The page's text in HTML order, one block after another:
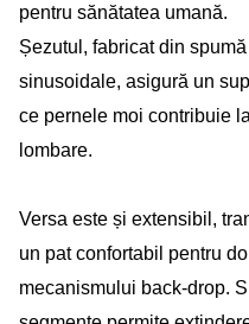
pentru sănătatea umană.
Șezutul, fabricat din
sinusoidale, asigură un
ce pernele moi contribuie
lombare.
Versa este și extensibil,
un pat confortabil pentru
mecanismului back-drop.